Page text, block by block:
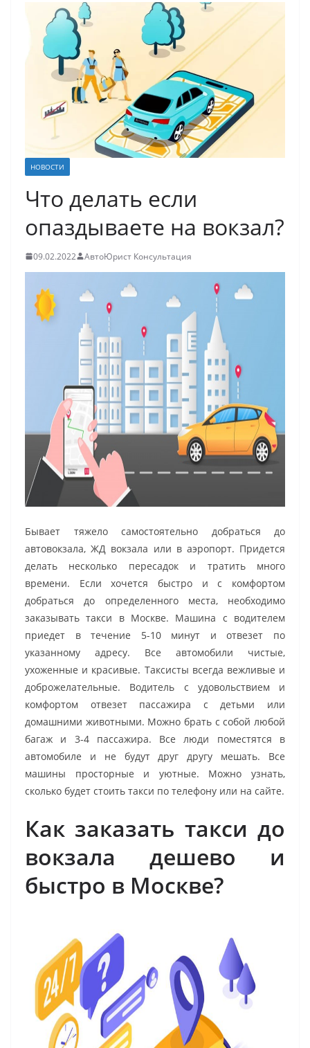
НОВОСТИ
Что делать если
опаздываете на вокзал?
09.02.2022 АвтоЮрист Консультация
Бывает тяжело самостоятельно добраться до
автовокзала, ЖД вокзала или в аэропорт. Придется
делать несколько пересадок и тратить много
времени. Если хочется быстро и с комфортом
добраться до определенного места, необходимо
заказывать такси в Москве. Машина с водителем
приедет в течение 5-10 минут и отвезет по
указанному адресу. Все автомобили чистые,
ухоженные и красивые. Таксисты всегда вежливые и
доброжелательные. Водитель с удовольствием и
комфортом отвезет пассажира с детьми или
домашними животными. Можно брать с собой любой
багаж и 3-4 пассажира. Все люди поместятся в
автомобиле и не будут друг другу мешать. Все
машины просторные и уютные. Можно узнать,
сколько будет стоить такси по телефону или на сайте.
Как заказать такси до
вокзала дешево и
быстро в Москве?